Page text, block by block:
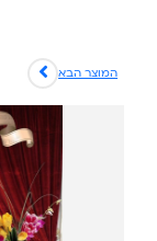
המוצר הבא